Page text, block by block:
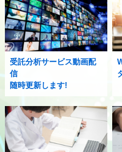
受託分析サービス動画配
信
随時更新します!